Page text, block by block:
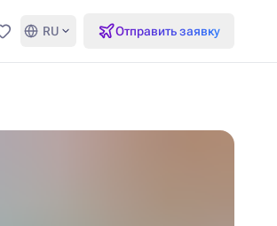
Избранное
RU Отправить заявку